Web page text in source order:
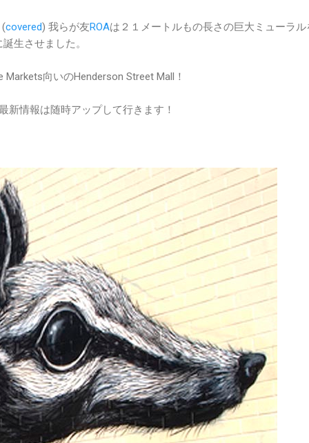
(covered) 我らが友ROAは２１メートルもの長さの巨大ミューラル
生させました。
向いのHenderson Street Mall！
新情報は随時アップして行きます！